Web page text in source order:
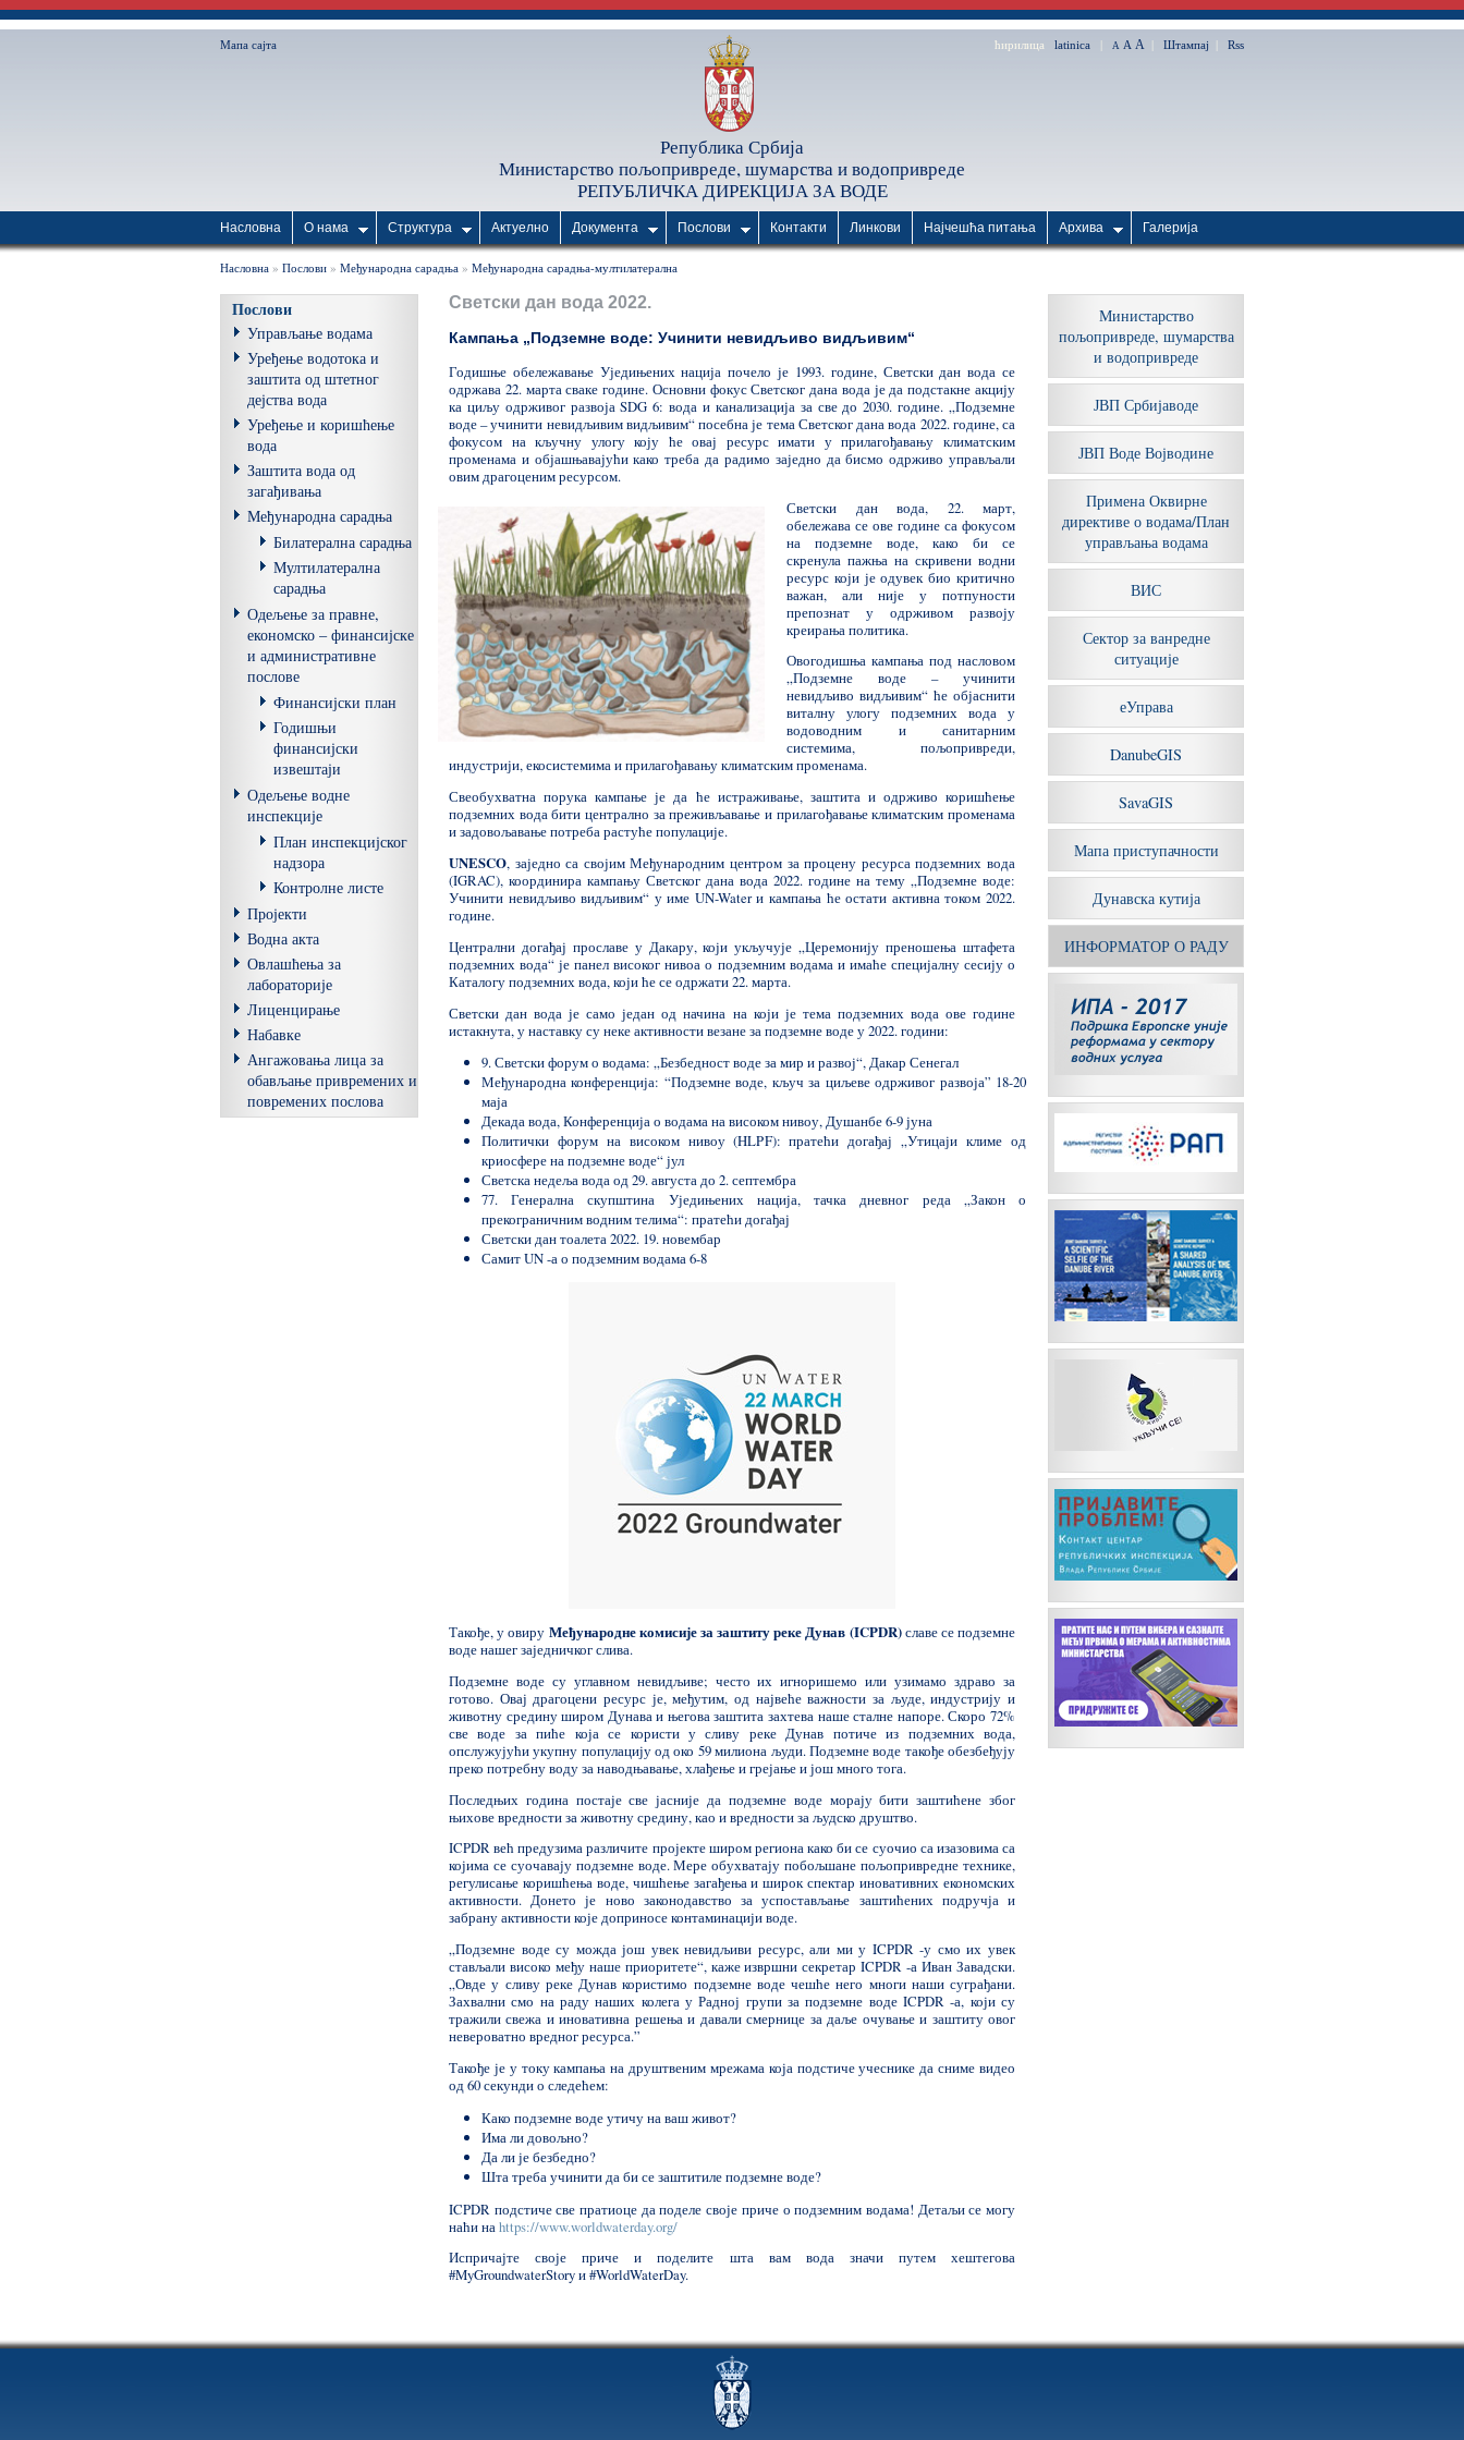
Мапа сајта ћирилица latinica | A A A | Штампај | Rss
Република Србија
Министарство пољопривреде, шумарства и водопривреде
РЕПУБЛИЧКА ДИРЕКЦИЈА ЗА ВОДЕ
Насловна О нама Структура Актуелно Документа Послови Контакти Линкови Најчешћа питања Архива Галерија
Насловна » Послови » Међународна сарадња » Међународна сарадња-мултилатерална
Послови
Управљање водама
Уређење водотока и
заштита од штетног
дејства вода
Уређење и коришћење
вода
Заштита вода од
загађивања
Међународна сарадња
Билатерална сарадња
Мултилатерална
сарадња
Одељење за правне,
економско – финансијске
и административне
послове
Финансијски план
Годишњи
финансијски
извештаји
Одељење водне
инспекције
План инспекцијског
надзора
Контролне листе
Пројекти
Водна акта
Овлашћења за
лабораторије
Лиценцирање
Набавке
Ангажовања лица за
обављање привремених и
повремених послова
Светски дан вода 2022.
Кампања „Подземне воде: Учинити невидљиво видљивим“
Годишње обележавање Уједињених нација почело је 1993. године, Светски дан вода се
одржава 22. марта сваке године. Основни фокус Светског дана вода је да подстакне акцију
ка циљу одрживог развоја SDG 6: вода и канализација за све до 2030. године. „Подземне
воде – учинити невидљивим видљивим“ посебна је тема Светског дана вода 2022. године, са
фокусом на кључну улогу коју ће овај ресурс имати у прилагођавању климатским
променама и објашњавајући како треба да радимо заједно да бисмо одрживо управљали
овим драгоценим ресурсом.
Светски дан вода, 22. март,
обележава се ове године са фокусом
на подземне воде, како би се
скренула пажња на скривени водни
ресурс који је одувек био критично
важан, али није у потпуности
препознат у одрживом развоју
креирања политика.
Овогодишња кампања под насловом
„Подземне воде – учинити
невидљиво видљивим“ ће објаснити
виталну улогу подземних вода у
водоводним и санитарним
системима, пољопривреди,
индустрији, екосистемима и прилагођавању климатским променама.
Свеобухватна порука кампање је да ће истраживање, заштита и одрживо коришћење
подземних вода бити централно за преживљавање и прилагођавање климатским променама
и задовољавање потреба растуће популације.
UNESCO, заједно са својим Међународним центром за процену ресурса подземних вода
(IGRAC), координира кампању Светског дана вода 2022. године на тему „Подземне воде:
Учинити невидљиво видљивим“ у име UN-Water и кампања ће остати активна током 2022.
године.
Централни догађај прославе у Дакару, који укључује „Церемонију преношења штафета
подземних вода“ је панел високог нивоа о подземним водама и имаће специјалну сесију о
Каталогу подземних вода, који ће се одржати 22. марта.
Светски дан вода је само један од начина на који је тема подземних вода ове године
истакнута, у наставку су неке активности везане за подземне воде у 2022. години:
9. Светски форум о водама: „Безбедност воде за мир и развој“, Дакар Сенегал
Међународна конференција: “Подземне воде, кључ за циљеве одрживог развоја” 18-20
маја
Декада вода, Конференција о водама на високом нивоу, Душанбе 6-9 јуна
Политички форум на високом нивоу (HLPF): пратећи догађај „Утицаји климе од
криосфере на подземне воде“ јул
Светска недеља вода од 29. августа до 2. септембра
77. Генерална скупштина Уједињених нација, тачка дневног реда „Закон о
прекограничним водним телима“: пратећи догађај
Светски дан тоалета 2022. 19. новембар
Самит UN -а о подземним водама 6-8
Такође, у овиру Међународне комисије за заштиту реке Дунав (ICPDR)славе се подземне
воде нашег заједничког слива.
Подземне воде су углавном невидљиве; често их игноришемо или узимамо здраво за
готово. Овај драгоцени ресурс је, међутим, од највеће важности за људе, индустрију и
животну средину широм Дунава и његова заштита захтева наше сталне напоре. Скоро 72%
све воде за пиће која се користи у сливу реке Дунав потиче из подземних вода,
опслужујући укупну популацију од око 59 милиона људи. Подземне воде такође обезбеђују
преко потребну воду за наводњавање, хлађење и грејање и још много тога.
Последњих година постаје све јасније да подземне воде морају бити заштићене због
њихове вредности за животну средину, као и вредности за људско друштво.
ICPDR већ предузима различите пројекте широм региона како би се суочио са изазовима са
којима се суочавају подземне воде. Мере обухватају побољшане пољопривредне технике,
регулисање коришћења воде, чишћење загађења и широк спектар иновативних економских
активности. Донето је ново законодавство за успостављање заштићених подручја и
забрану активности које доприносе контаминацији воде.
„Подземне воде су можда још увек невидљиви ресурс, али ми у ICPDR -у смо их увек
стављали високо међу наше приоритете“, каже извршни секретар ICPDR -а Иван Завадски.
„Овде у сливу реке Дунав користимо подземне воде чешће него многи наши суграђани.
Захвални смо на раду наших колега у Радној групи за подземне воде ICPDR -а, који су
тражили свежа и иновативна решења и давали смернице за даље очување и заштиту овог
невероватно вредног ресурса.”
Такође је у току кампања на друштвеним мрежама која подстиче учеснике да сниме видео
од 60 секунди о следећем:
Како подземне воде утичу на ваш живот?
Има ли довољно?
Да ли је безбедно?
Шта треба учинити да би се заштитиле подземне воде?
ICPDR подстиче све пратиоце да поделе своје приче о подземним водама! Детаљи се могу
наћи на https://www.worldwaterday.org/
Испричајте своје приче и поделите шта вам вода значи путем хештегова
#MyGroundwaterStory и #WorldWaterDay.
Министарство
пољопривреде, шумарства
и водопривреде
ЈВП Србијаводе
ЈВП Воде Војводине
Примена Оквирне
директиве о водама/План
управљања водама
ВИС
Сектор за ванредне
ситуације
еУправа
DanubeGIS
SavaGIS
Мапа приступачности
Дунавска кутија
ИНФОРМАТОР О РАДУ